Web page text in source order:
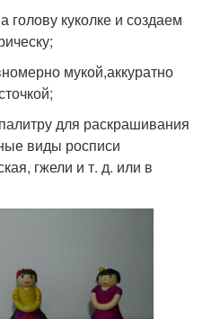
голову куколке и создаем
мукой,аккуратно
для раскрашивания
виды росписи
гжели и т. д. или в